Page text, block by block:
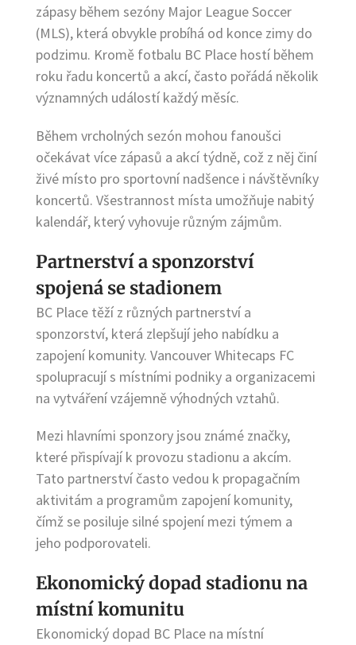
zápasy během sezóny Major League Soccer
(MLS), která obvykle probíhá od konce zimy do
podzimu. Kromě fotbalu BC Place hostí během
roku řadu koncertů a akcí, často pořádá několik
významných událostí každý měsíc.
Během vrcholných sezón mohou fanoušci
očekávat více zápasů a akcí týdně, což z něj činí
živé místo pro sportovní nadšence i návštěvníky
koncertů. Všestrannost místa umožňuje nabitý
kalendář, který vyhovuje různým zájmům.
Partnerství a sponzorství
spojená se stadionem
BC Place těží z různých partnerství a
sponzorství, která zlepšují jeho nabídku a
zapojení komunity. Vancouver Whitecaps FC
spolupracují s místními podniky a organizacemi
na vytváření vzájemně výhodných vztahů.
Mezi hlavními sponzory jsou známé značky,
které přispívají k provozu stadionu a akcím.
Tato partnerství často vedou k propagačním
aktivitám a programům zapojení komunity,
čímž se posiluje silné spojení mezi týmem a
jeho podporovateli.
Ekonomický dopad stadionu na
místní komunitu
Ekonomický dopad BC Place na místní